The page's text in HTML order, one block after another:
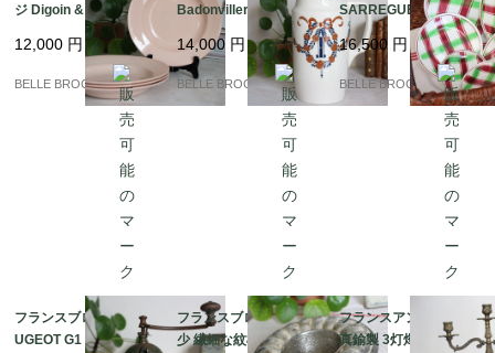
ジ Digoin & Sarregue
mines ピンクの深皿
（スープ・パスタプレ
ート）4枚セット｜フラ
ンス発送（到着まで2-3
12,000 円
BELLE BROCANTE
Badonviller バドンヴ
ィレ リボンと薔薇のガ
ーランド ピシェ（水差
し）｜フランス発送
（到着まで2-3週間）
14,000 円
BELLE BROCANTE
SARREGUEMINES DI
GOIN サルグミンヌ デ
ィゴワン / SOUSSE チ
ェック柄のプレート バ
スク風｜フランス発送
（到着まで2-3週間）
16,500 円
BELLE BROCANTE
フランスブロカント PE
UGEOT G1 プジョー コ
フランスブロカント 稀
少 繊細な紋様 エンボス
フランスアンティーク
真鍮製 3灯燭台 天使の